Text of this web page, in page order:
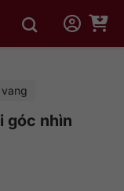
góc nhìn